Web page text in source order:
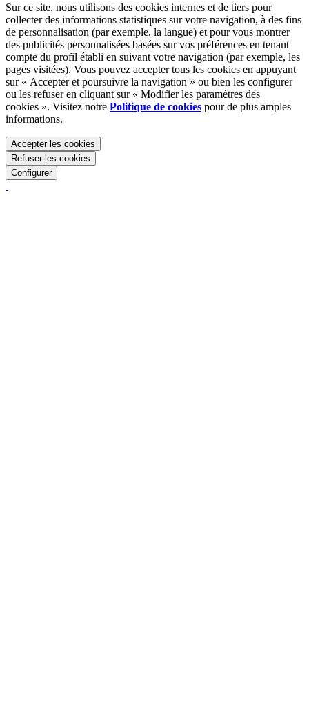
Sur ce site, nous utilisons des cookies internes et de tiers pour
collecter des informations statistiques sur votre navigation, à des fins
de personnalisation (par exemple, la langue) et pour vous montrer
des publicités personnalisées basées sur vos préférences en tenant
compte du profil établi en suivant votre navigation (par exemple, les
pages visitées). Vous pouvez accepter tous les cookies en appuyant
sur « Accepter et poursuivre la navigation » ou bien les configurer
ou les refuser en cliquant sur « Modifier les paramètres des
cookies ». Visitez notre Politique de cookies pour de plus amples
informations.
Accepter les cookies
Refuser les cookies
Configurer